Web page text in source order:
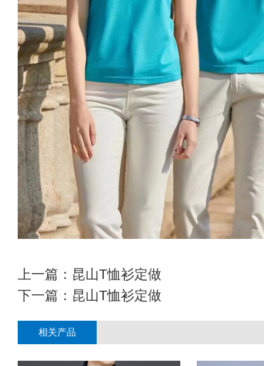
上一篇： 昆山T恤衫定做
下一篇： 昆山T恤衫定做
相关产品